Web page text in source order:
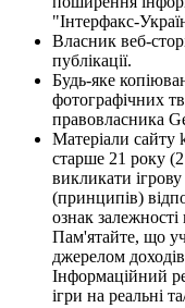
"Інтерфакс-
Власник веб-
публікації.
Будь-яке
фотографічних
правовласника
Матеріали сайту
старше 21 року
викликати
(принципів)
ознак залежності
Пам'ятайте, що
джерелом
Інформаційний
ігри на реальні